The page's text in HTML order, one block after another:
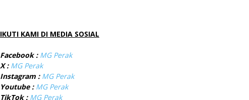
IKUTI KAMI DI MEDIA SOSIAL
Facebook : MG Perak
X : MG Perak
Instagram : MG Perak
Youtube : MG Perak
TikTok : MG Perak